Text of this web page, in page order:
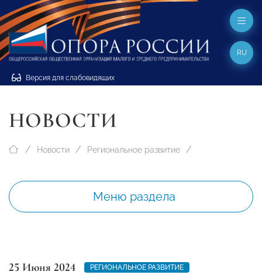
Версия для слабовидящих
RU
НОВОСТИ
Новости Региональное развитие
Меню раздела
25 Июня 2024
РЕГИОНАЛЬНОЕ РАЗВИТИЕ